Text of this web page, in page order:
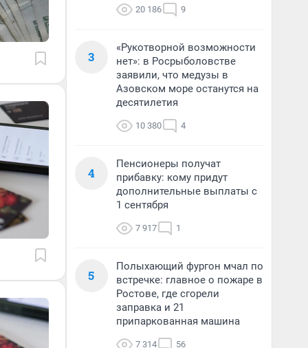
20 186 9
3
«Рукотворной возможности
нет»: в Росрыболовстве
заявили, что медузы в
Азовском море останутся на
десятилетия
10 380 4
4
Пенсионеры получат
прибавку: кому придут
дополнительные выплаты с
1 сентября
7 917 1
5
Полыхающий фургон мчал по
встречке: главное о пожаре в
Ростове, где сгорели
заправка и 21
припаркованная машина
7 314 56